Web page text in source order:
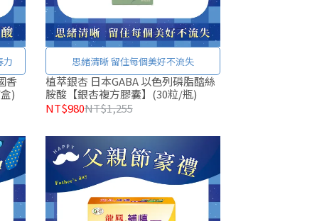
力
香
)
思緒清晰 留住每個美好不流失
植萃銀杏 日本GABA 以色列磷脂醯絲
胺酸【銀杏複方膠囊】(30粒/瓶)
NT$980NT$1,255